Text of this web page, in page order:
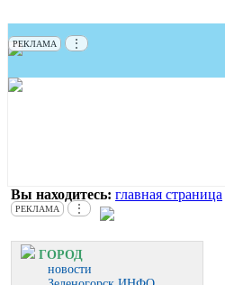
РЕКЛАМА ⋮
Вы находитесь: главная страница
РЕКЛАМА ⋮
ГОРОД
новости